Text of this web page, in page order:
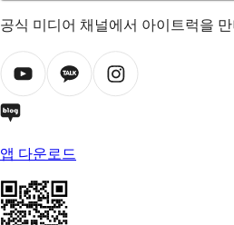
공식 미디어 채널에서 아이트럭을
앱 다운로드